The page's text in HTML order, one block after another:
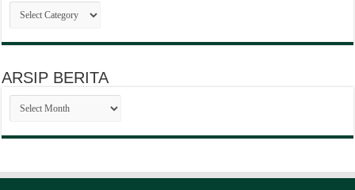
Kategori
Berita
ARSIP BERITA
ARSIP
BERITA